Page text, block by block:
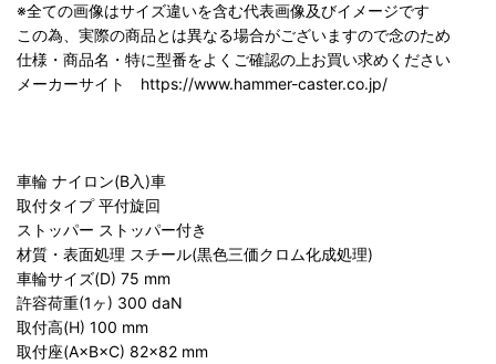
※全ての画像はサイズ違いを含む代表画像及びイメージです
この為、実際の商品とは異なる場合がございますので念のため
仕様・商品名・特に型番をよくご確認の上お買い求めください
メーカーサイト https://www.hammer-caster.co.jp/
車輪 ナイロン(B入)車
取付タイプ 平付旋回
ストッパー ストッパー付き
材質・表面処理 スチール(黒色三価クロム化成処理)
車輪サイズ(D) 75 mm
許容荷重(1ヶ) 300 daN
取付高(H) 100 mm
取付座(A×B×C) 82×82 mm